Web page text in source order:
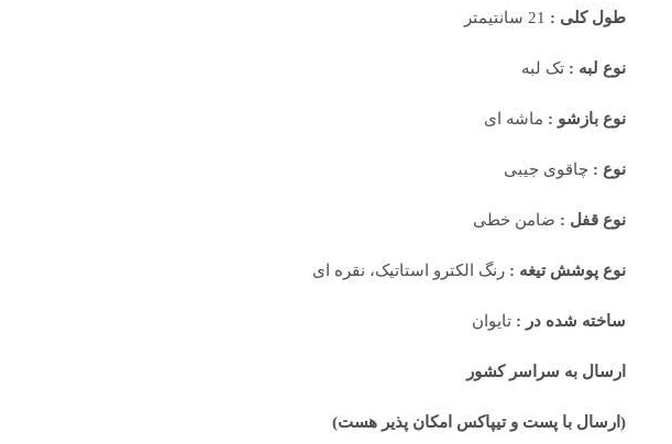
طول کلی :
نوع لبه : تک لبه
نوع بازشو : ماشه ای
نوع : چاقوی جیبی
نوع قفل : ضامن خطی
نوع پوشش تیغه : رنگ الکترو استاتیک، نقره ای
ساخته شده در : تایوان
ارسال به سراسر کشور
(ارسال با پست و تیپاکس امکان پذیر هست)